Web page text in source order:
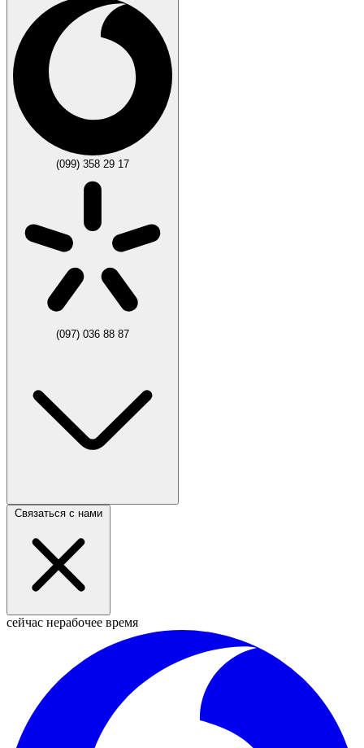
(099) 358 29 17
(097) 036 88 87
Связаться с нами
сейчас нерабочее время